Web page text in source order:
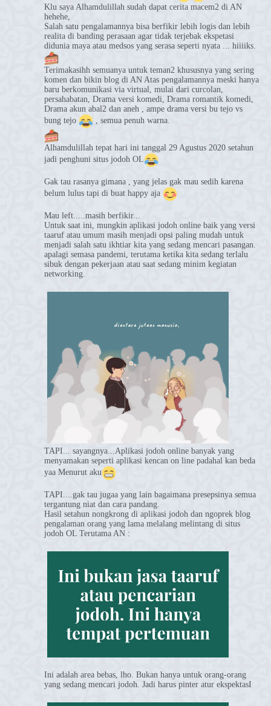
Klu saya Alhamdulillah sudah dapat cerita macem2 di AN
hehehe,
Salah satu pengalamannya bisa berfikir lebih logis dan lebih
realita di banding perasaan agar tidak terjebak ekspetasi
didunia maya atau medsos yang serasa seperti nyata ... hiiiiks.
Terimakasihh semuanya untuk teman2 khususnya yang sering
komen dan bikin blog di AN Atas pengalamannya meski hanya
baru berkomunikasi via virtual, mulai dari curcolan,
persahabatan, Drama versi komedi, Drama romantik komedi,
Drama akun abal2 dan aneh , ampe drama versi bu tejo vs
bung tejo
, semua penuh warna.
Alhamdulillah tepat hari ini tanggal 29 Agustus 2020 setahun
jadi penghuni situs jodoh OL
Gak tau rasanya gimana , yang jelas gak mau sedih karena
belum lulus tapi di buat happy aja
Mau left.....masih berfikir...
Untuk saat ini, mungkin aplikasi jodoh online baik yang versi
taaruf atau umum masih menjadi opsi paling mudah untuk
menjadi salah satu ikhtiar kita yang sedang mencari pasangan.
apalagi semasa pandemi, terutama ketika kita sedang terlalu
sibuk dengan pekerjaan atau saat sedang minim kegiatan
networking.
TAPI... sayangnya...Aplikasi jodoh online banyak yang
menyamakan seperti aplikasi kencan on line padahal kan beda
yaa Menurut aku
TAPI....gak tau jugaa yang lain bagaimana presepsinya semua
tergantung niat dan cara pandang.
Hasil setahun nongkrong di aplikasi jodoh dan ngoprek blog
pengalaman orang yang lama melalang melintang di situs
jodoh OL Terutama AN :
Ini adalah area bebas, lho. Bukan hanya untuk orang-orang
yang sedang mencari jodoh. Jadi harus pinter atur ekspektasI